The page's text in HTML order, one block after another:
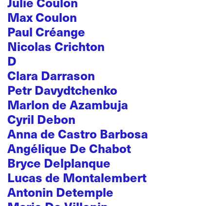
Max Coulon
Paul Créange
Nicolas Crichton
D
Clara Darrason
Petr Davydtchenko
Marlon de Azambuja
Cyril Debon
Anna de Castro Barbosa
Angélique De Chabot
Bryce Delplanque
Lucas de Montalembert
Antonin Detemple